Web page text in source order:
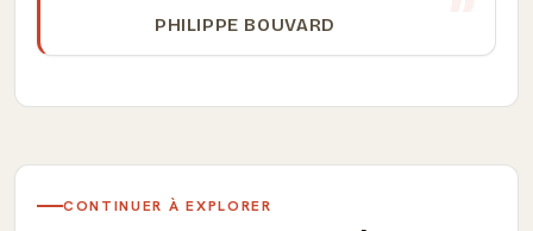
PHILIPPE BOUVARD
CONTINUER À EXPLORER